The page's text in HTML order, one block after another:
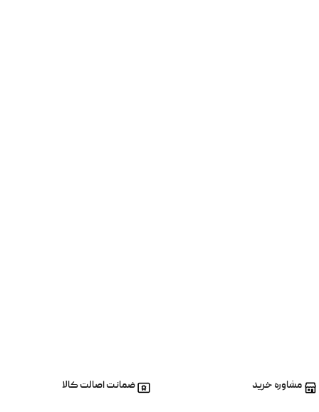
مشاوره خرید ضمانت اصالت کالا